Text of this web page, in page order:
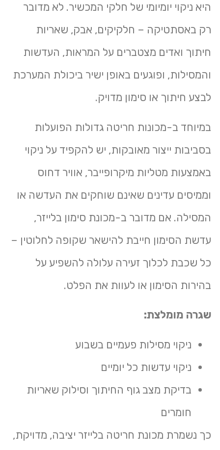
היא ניקוי יומיומי של חלקי המכשיר. לא מדובר
רק באסתטיקה – חלקיקים, אבק, שאריות
חיתוך ואדים מצטברים על המראות, העדשות
והמסילות, ופוגעים באופן ישיר ביכולת המערכת
לבצע חיתוך או סימון מדויק.
במיוחד ב-מכונות חריטה גדולותהפועלות
בסביבות ייצור מאובקות, יש להקפיד על ניקוי
באמצעות מטליות מיקרופייבר, אוויר דחוס
וממיסים עדינים שאינם שוחקים את העדשה או
המסילה. אם מדובר ב-מכונת סימון בלייזר,
עדשת הסימון חייבת להישאר שקופה לחלוטין –
כל שכבת לכלוך זעירה עלולה להשפיע על
בהירות הסימון או לעוות את הפלט.
שגרה מומלצת:
ניקוי מסילות פעמיים בשבוע
ניקוי עדשות כל יומיים
בדיקת מצב גוף החיתוך וסילוק שאריות
חומרים
כך נשמרת מכונת חריטה בלייזריציבה, מדויקת,